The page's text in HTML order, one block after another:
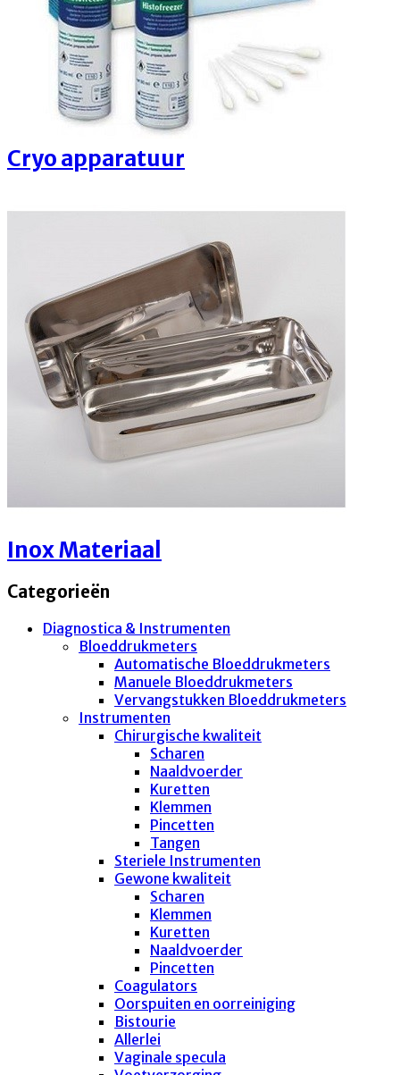
Cryo apparatuur
Inox Materiaal
Categorieën
Diagnostica & Instrumenten
Bloeddrukmeters
Automatische Bloeddrukmeters
Manuele Bloeddrukmeters
Vervangstukken Bloeddrukmeters
Instrumenten
Chirurgische kwaliteit
Scharen
Naaldvoerder
Kuretten
Klemmen
Pincetten
Tangen
Steriele Instrumenten
Gewone kwaliteit
Scharen
Klemmen
Kuretten
Naaldvoerder
Pincetten
Coagulators
Oorspuiten en oorreiniging
Bistourie
Allerlei
Vaginale specula